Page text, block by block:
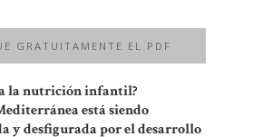
GRATUITAMENTE EL PDF
la nutrición infantil?
está siendo
y desfigurada por el desarrollo